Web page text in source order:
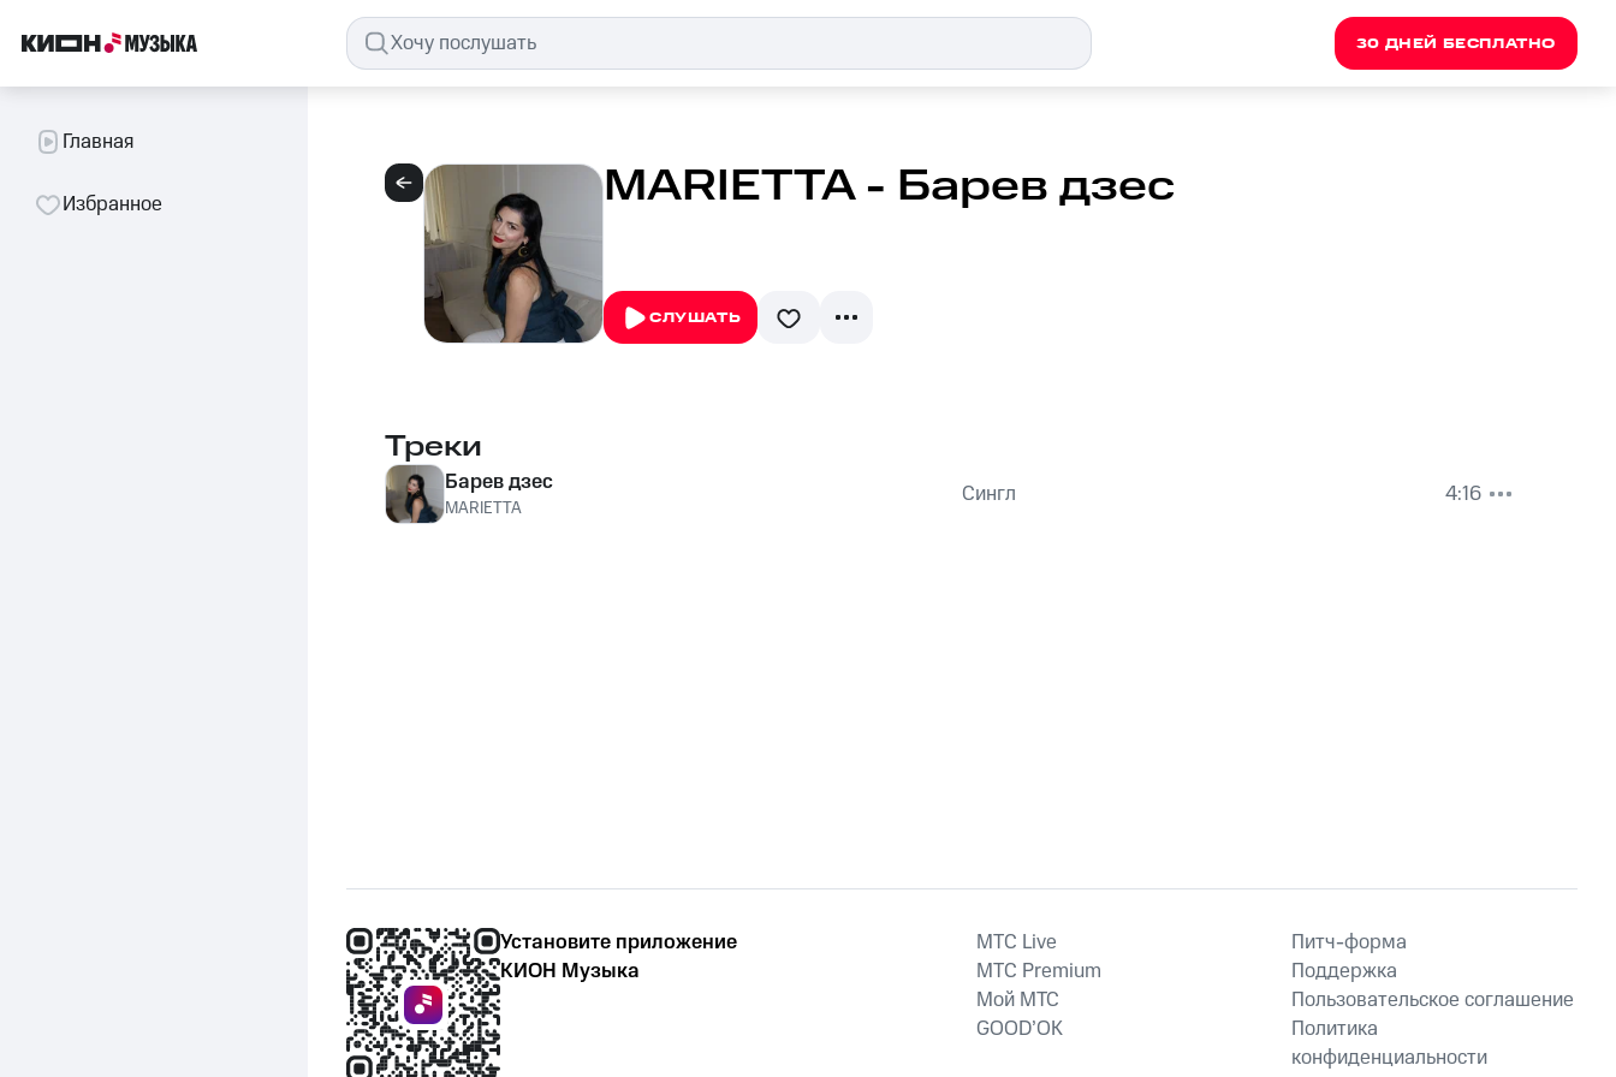
30 ДНЕЙ БЕСПЛАТНО
Главная
Избранное MARIETTA - Барев дзес
СЛУШАТЬ
Треки
Барев дзес
MARIETTA Сингл 4:16
Установите приложение
КИОН Музыка
MTС Live
MTС Premium
Мой МТС
GOOD’OK
Питч-форма
Поддержка
Пользовательское соглашение
Политика
конфиденциальности